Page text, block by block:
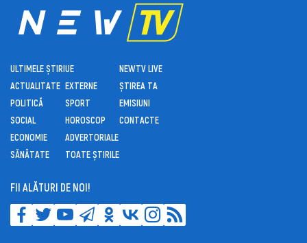
ULTIMELE ȘTIRI
ACTUALITATE
POLITICĂ
SOCIAL
ECONOMIE
SĂNĂTATE
UE
EXTERNE
SPORT
HOROSCOP
ADVERTORIALE
TOATE ȘTIRILE
NEWTV LIVE
ȘTIREA TA
EMISIUNI
CONTACTE
FII ALĂTURI DE NOI!